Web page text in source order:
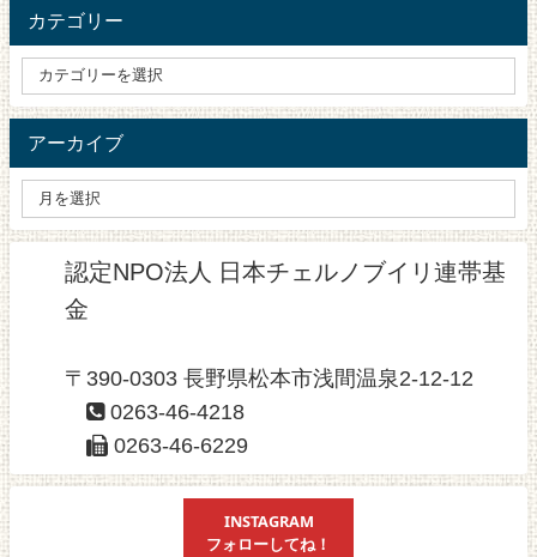
カテゴリー
アーカイブ
認定NPO法人 日本チェルノブイリ連帯基
金
〒390-0303 長野県松本市浅間温泉2-12-12
0263-46-4218
0263-46-6229
INSTAGRAM
フォローしてね！